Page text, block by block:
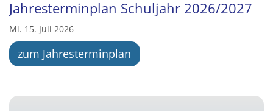
Jahresterminplan Schuljahr 2026/2027
Mi. 15. Juli 2026
zum Jahresterminplan